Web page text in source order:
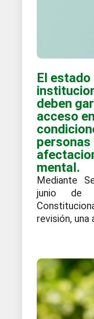
El estado
deben
acceso
personas
mental.
Mediante
junio de
revisión, una